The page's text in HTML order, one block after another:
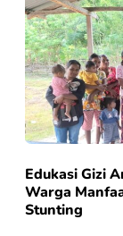
Edukasi Gizi
Warga
Stunting